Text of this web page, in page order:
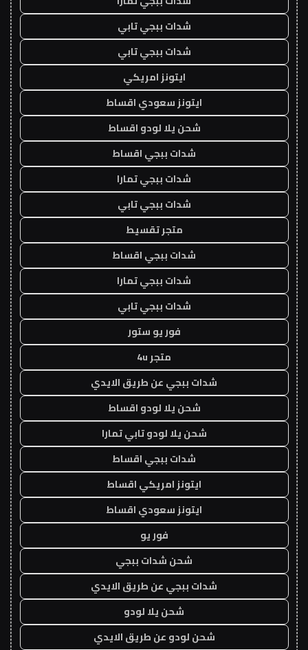
شدات ببجي تابي
شدات ببجي تابي
ايتونز امريكي
ايتونز سعودي اقساط
شحن يلا لودو اقساط
شدات ببجي اقساط
شدات ببجي تمارا
شدات ببجي تابي
متجر تقسيط
شدات ببجي اقساط
شدات ببجي تمارا
شدات ببجي تابي
فور يو ستور
متجر 4u
شدات ببجي عن طريق الايدي
شحن يلا لودو اقساط
شحن يلا لودو تابي تمارا
شدات ببجي اقساط
ايتونز امريكي اقساط
ايتونز سعودي اقساط
فور يو
شحن شدات ببجي
شدات ببجي عن طريق الايدي
شحن يلا لودو
شحن لودو عن طريق الايدي